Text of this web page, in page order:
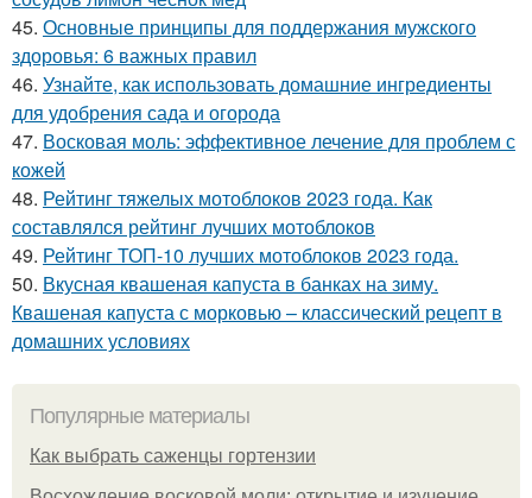
45. Основные принципы для поддержания мужского
здоровья: 6 важных правил
46. Узнайте, как использовать домашние ингредиенты
для удобрения сада и огорода
47. Восковая моль: эффективное лечение для проблем с
кожей
48. Рейтинг тяжелых мотоблоков 2023 года. Как
составлялся рейтинг лучших мотоблоков
49. Рейтинг ТОП-10 лучших мотоблоков 2023 года.
50. Вкусная квашеная капуста в банках на зиму.
Квашеная капуста с морковью – классический рецепт в
домашних условиях
Популярные материалы
Как выбрать саженцы гортензии